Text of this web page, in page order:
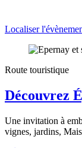
Localiser
Route touristique
Découvrez
Une invitation à
vignes, jardins,